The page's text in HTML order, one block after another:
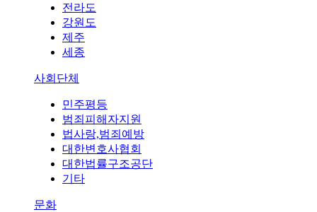
전라도
강원도
제주
세종
사회단체
민주평등
범죄피해자지원
법사랑,범죄예방
대한변호사협회
대한법률구조공단
기타
문화